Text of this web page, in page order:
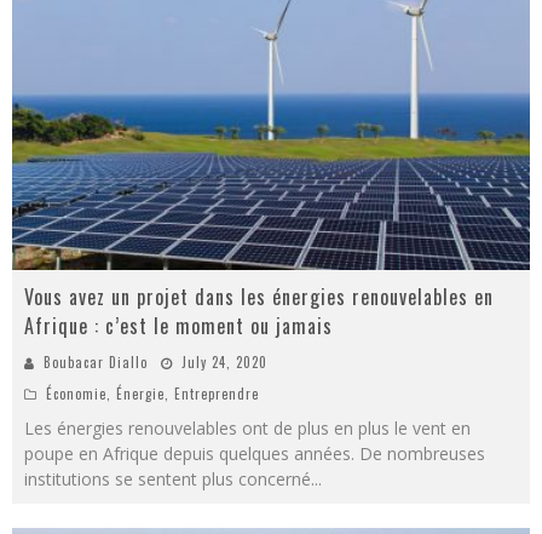
Vous avez un projet dans les énergies renouvelables en
Afrique : c’est le moment ou jamais
Boubacar Diallo
July 24, 2020
Économie, Énergie, Entreprendre
Les énergies renouvelables ont de plus en plus le vent en
poupe en Afrique depuis quelques années. De nombreuses
institutions se sentent plus concerné...